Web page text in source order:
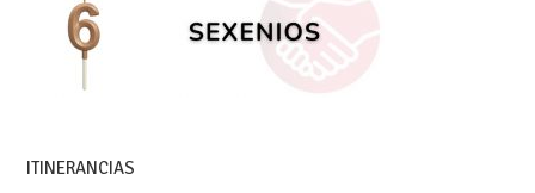
ITINERANCIAS